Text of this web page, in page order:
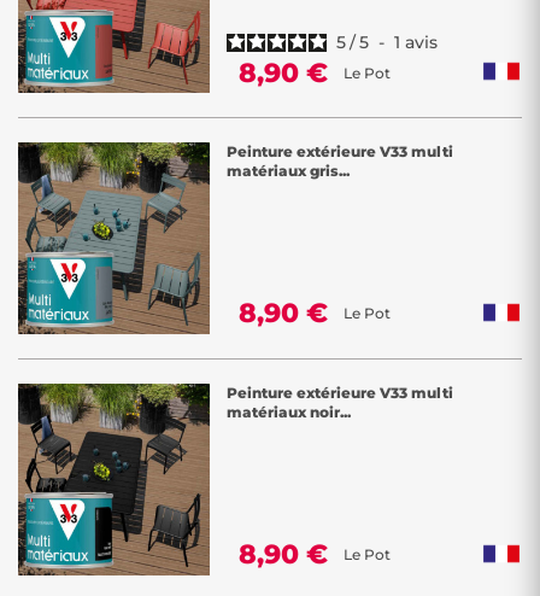
5/5 - 1 avis
8,90 € Le Pot
Peinture extérieure V33 multi
matériaux gris...
8,90 € Le Pot
Peinture extérieure V33 multi
matériaux noir...
8,90 € Le Pot